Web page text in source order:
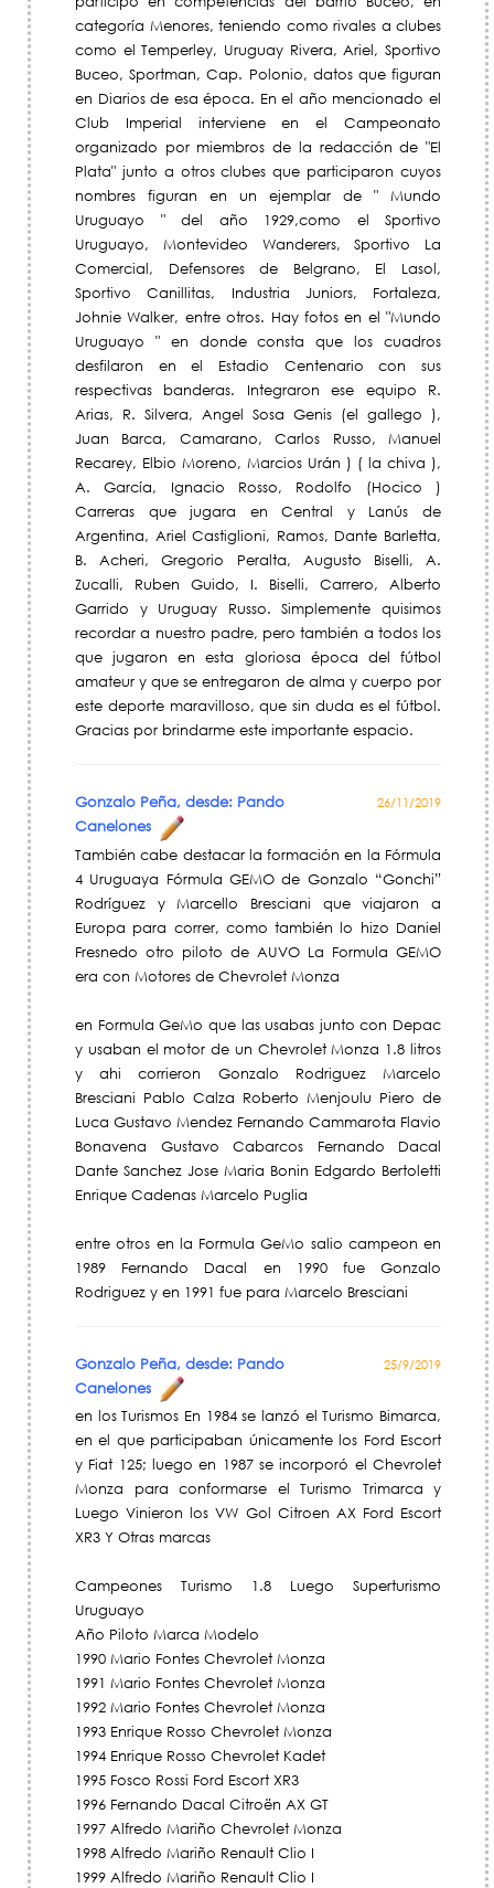
categoría Menores, teniendo como rivales a clubes
como el Temperley, Uruguay Rivera, Ariel, Sportivo
Buceo, Sportman, Cap. Polonio, datos que figuran
en Diarios de esa época. En el año mencionado el
Club Imperial interviene en el Campeonato
organizado por miembros de la redacción de "El
Plata" junto a otros clubes que participaron cuyos
nombres figuran en un ejemplar de " Mundo
Uruguayo " del año 1929,como el Sportivo
Uruguayo, Montevideo Wanderers, Sportivo La
Comercial, Defensores de Belgrano, El Lasol,
Sportivo Canillitas, Industria Juniors, Fortaleza,
Johnie Walker, entre otros. Hay fotos en el "Mundo
Uruguayo " en donde consta que los cuadros
desfilaron en el Estadio Centenario con sus
respectivas banderas. Integraron ese equipo R.
Arias, R. Silvera, Angel Sosa Genis (el gallego ),
Juan Barca, Camarano, Carlos Russo, Manuel
Recarey, Elbio Moreno, Marcios Urán ) ( la chiva ),
A. García, Ignacio Rosso, Rodolfo (Hocico )
Carreras que jugara en Central y Lanús de
Argentina, Ariel Castiglioni, Ramos, Dante Barletta,
B. Acheri, Gregorio Peralta, Augusto Biselli, A.
Zucalli, Ruben Guido, I. Biselli, Carrero, Alberto
Garrido y Uruguay Russo. Simplemente quisimos
recordar a nuestro padre, pero también a todos los
que jugaron en esta gloriosa época del fútbol
amateur y que se entregaron de alma y cuerpo por
este deporte maravilloso, que sin duda es el fútbol.
Gracias por brindarme este importante espacio.
Gonzalo Peña, desde: Pando
Canelones
26/11/2019
También cabe destacar la formación en la Fórmula
4 Uruguaya Fórmula GEMO de Gonzalo “Gonchi”
Rodríguez y Marcello Bresciani que viajaron a
Europa para correr, como también lo hizo Daniel
Fresnedo otro piloto de AUVO La Formula GEMO
era con Motores de Chevrolet Monza
en Formula GeMo que las usabas junto con Depac
y usaban el motor de un Chevrolet Monza 1.8 litros
y ahi corrieron Gonzalo Rodriguez Marcelo
Bresciani Pablo Calza Roberto Menjoulu Piero de
Luca Gustavo Mendez Fernando Cammarota Flavio
Bonavena Gustavo Cabarcos Fernando Dacal
Dante Sanchez Jose Maria Bonin Edgardo Bertoletti
Enrique Cadenas Marcelo Puglia
entre otros en la Formula GeMo salio campeon en
1989 Fernando Dacal en 1990 fue Gonzalo
Rodriguez y en 1991 fue para Marcelo Bresciani
Gonzalo Peña, desde: Pando
Canelones
25/9/2019
en los Turismos En 1984 se lanzó el Turismo Bimarca,
en el que participaban únicamente los Ford Escort
y Fiat 125; luego en 1987 se incorporó el Chevrolet
Monza para conformarse el Turismo Trimarca y
Luego Vinieron los VW Gol Citroen AX Ford Escort
XR3 Y Otras marcas
Campeones Turismo 1.8 Luego Superturismo
Uruguayo
Año Piloto Marca Modelo
1990 Mario Fontes Chevrolet Monza
1991 Mario Fontes Chevrolet Monza
1992 Mario Fontes Chevrolet Monza
1993 Enrique Rosso Chevrolet Monza
1994 Enrique Rosso Chevrolet Kadet
1995 Fosco Rossi Ford Escort XR3
1996 Fernando Dacal Citroën AX GT
1997 Alfredo Mariño Chevrolet Monza
1998 Alfredo Mariño Renault Clio I
1999 Alfredo Mariño Renault Clio I